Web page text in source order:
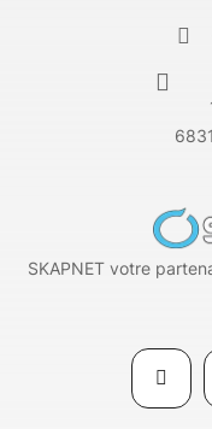
SKAPNET votre